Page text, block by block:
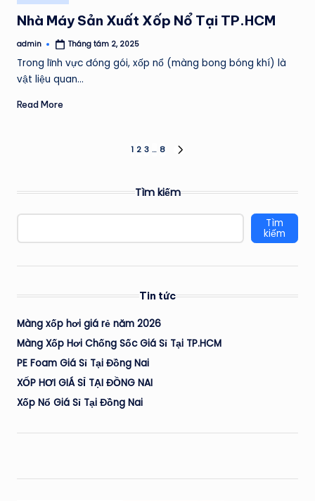
in
Nhà Máy Sản Xuất Xốp Nổ Tại TP.HCM
Posted
admin Tháng tám 2, 2025
Trong lĩnh vực đóng gói, xốp nổ (màng bong bóng khí) là
vật liệu quan…
Read More
bài
viết
1 2 3 … 8
Tìm kiếm
Tìm
kiếm
Tin tức
Màng xốp hơi giá rẻ năm 2026
Màng Xốp Hơi Chống Sốc Giá Sỉ Tại TP.HCM
PE Foam Giá Sỉ Tại Đồng Nai
XỐP HƠI GIÁ SỈ TẠI ĐỒNG NAI
Xốp Nổ Giá Sỉ Tại Đồng Nai